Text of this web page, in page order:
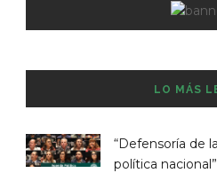
LO MÁS
“Defensoría de
política